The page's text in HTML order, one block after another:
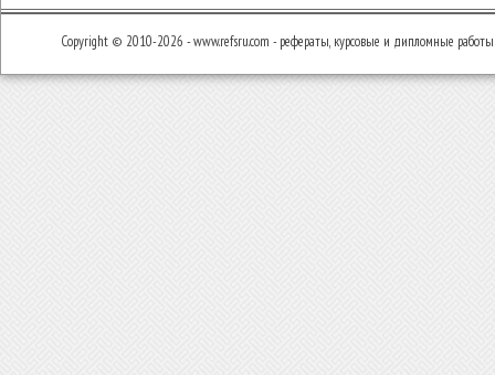
Copyright © 2010-2026 - www.refsru.com - рефераты, курсовые и дипломные работы